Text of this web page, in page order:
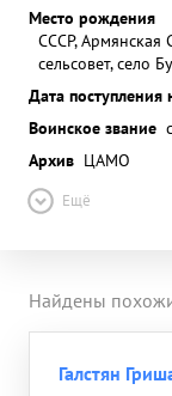
Место рождения
СССР, Армянская
сельсовет, село
Дата поступления
Воинское звание
Архив ЦАМО
Ещё
Найдены
Галстян